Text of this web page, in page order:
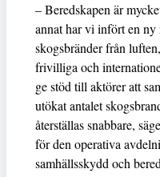
– Beredskapen är
annat har vi infört en
skogsbränder från
frivilliga och
ge stöd till aktörer att
utökat antalet
återställas snabbare,
för den operativa
samhällsskydd och